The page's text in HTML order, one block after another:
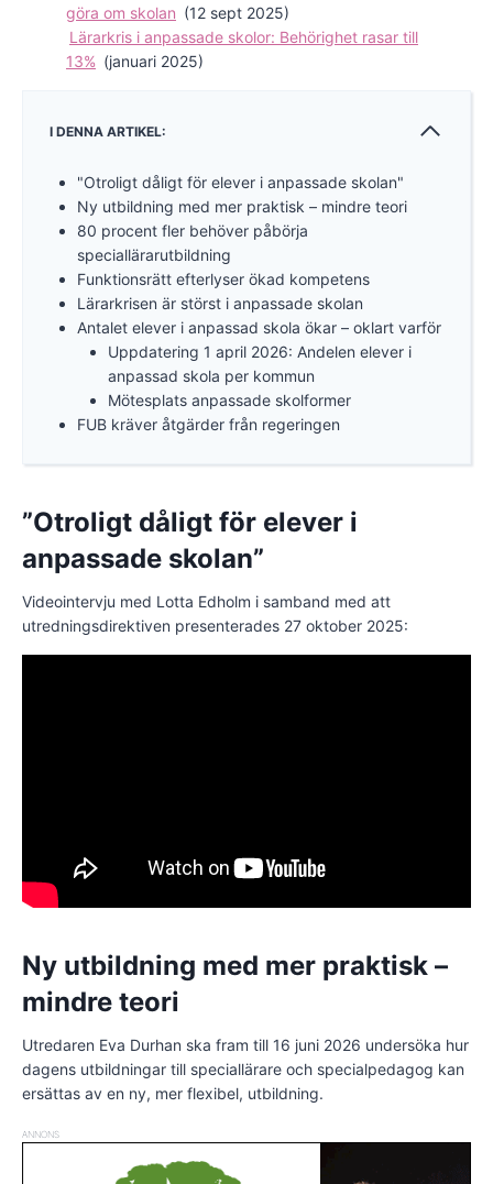
göra om skolan (12 sept 2025)
Lärarkris i anpassade skolor: Behörighet rasar till
13% (januari 2025)
I DENNA ARTIKEL:
"Otroligt dåligt för elever i anpassade skolan"
Ny utbildning med mer praktisk – mindre teori
80 procent fler behöver påbörja
speciallärarutbildning
Funktionsrätt efterlyser ökad kompetens
Lärarkrisen är störst i anpassade skolan
Antalet elever i anpassad skola ökar – oklart varför
Uppdatering 1 april 2026: Andelen elever i
anpassad skola per kommun
Mötesplats anpassade skolformer
FUB kräver åtgärder från regeringen
”Otroligt dåligt för elever i
anpassade skolan”
Videointervju med Lotta Edholm i samband med att
utredningsdirektiven presenterades 27 oktober 2025:
Ny utbildning med mer praktisk –
mindre teori
Utredaren Eva Durhan ska fram till 16 juni 2026 undersöka hur
dagens utbildningar till speciallärare och specialpedagog kan
ersättas av en ny, mer flexibel, utbildning.
ANNONS